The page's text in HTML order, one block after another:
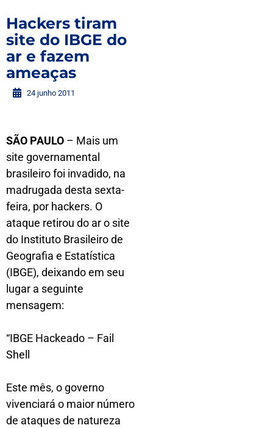
Hackers tiram
site do IBGE do
ar e fazem
ameaças
24 junho 2011
SÃO PAULO – Mais um
site governamental
brasileiro foi invadido, na
madrugada desta sexta-
feira, por hackers. O
ataque retirou do ar o site
do Instituto Brasileiro de
Geografia e Estatística
(IBGE), deixando em seu
lugar a seguinte
mensagem:
“IBGE Hackeado – Fail
Shell
Este mês, o governo
vivenciará o maior número
de ataques de natureza